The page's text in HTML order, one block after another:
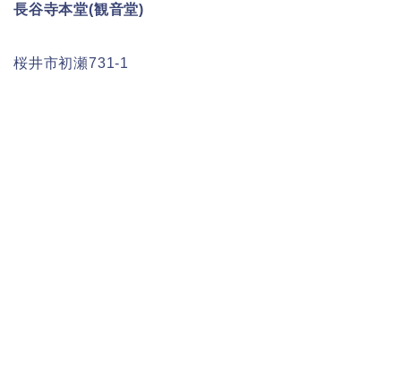
長谷寺本堂(観音堂)
桜井市初瀬731-1